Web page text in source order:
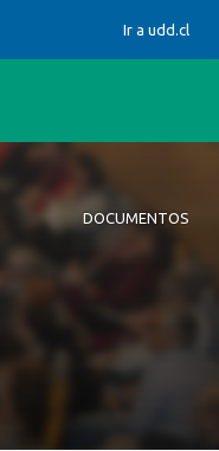
Ir a udd.cl
DOCUMENTOS